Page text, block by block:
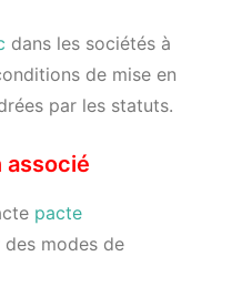
dans les sociétés à
de mise en
par les statuts.
associé
pacte
modes de